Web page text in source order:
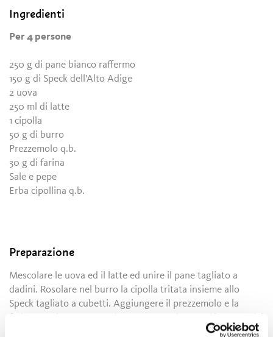
Ingredienti
Per 4 persone
250 g di pane bianco raffermo
150 g di Speck dell'Alto Adige
2 uova
250 ml di latte
1 cipolla
50 g di burro
Prezzemolo q.b.
30 g di farina
Sale e pepe
Erba cipollina q.b.
Preparazione
Mescolare le uova ed il latte ed unire il pane tagliato a
dadini. Rosolare nel burro la cipolla tritata insieme allo
Speck tagliato a cubetti. Aggiungere il prezzemolo e la
canederli per circa mezz'ora. Qualora l'impasto risultasse